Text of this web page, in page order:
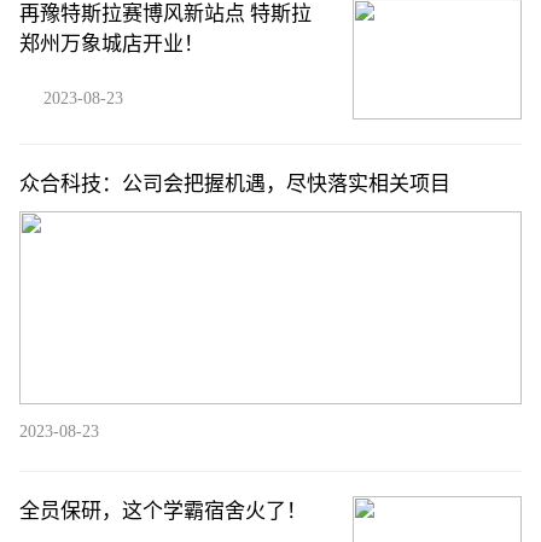
再豫特斯拉赛博风新站点 特斯拉
郑州万象城店开业！
2023-08-23
众合科技：公司会把握机遇，尽快落实相关项目
2023-08-23
全员保研，这个学霸宿舍火了！